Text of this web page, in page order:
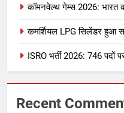
कॉमनवेल्थ गेम्स 2026: भारत
कमर्शियल LPG सिलेंडर हुआ
ISRO भर्ती 2026: 746
Recent